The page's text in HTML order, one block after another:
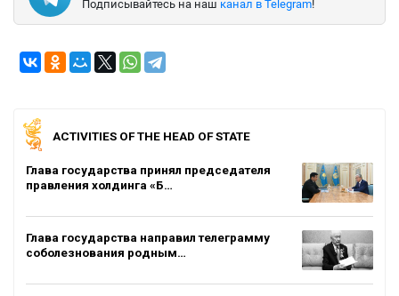
Подписывайтесь на наш канал в Telegram!
ACTIVITIES OF THE HEAD OF STATE
Глава государства принял председателя
правления холдинга «Б…
Глава государства направил телеграмму
соболезнования родным…